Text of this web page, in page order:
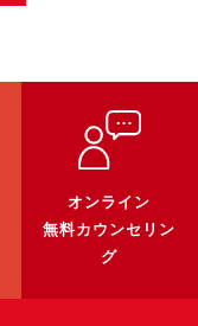
オンライン
無料カウンセリン
グ